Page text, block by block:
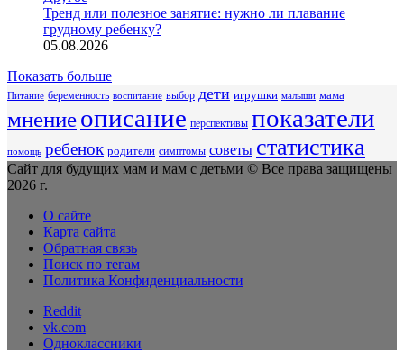
Тренд или полезное занятие: нужно ли плавание
грудному ребенку?
05.08.2026
Показать больше
Питание беременность воспитание выбор дети игрушки малыши мама
мнениеописание перспективы показатели
помощь ребенок родители симптомы советы статистика
Сайт для будущих мам и мам с детьми © Все права защищены
2026 г.
О сайте
Карта сайта
Обратная связь
Поиск по тегам
Политика Конфиденциальности
Reddit
vk.com
Одноклассники